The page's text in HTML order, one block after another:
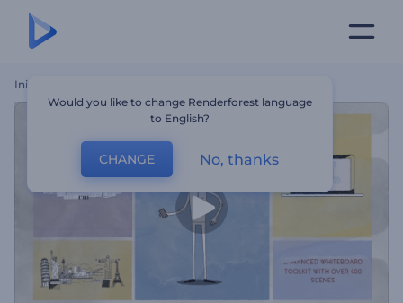
Inicio
Would you like to change Renderforest language
to English?
CHANGE No, thanks